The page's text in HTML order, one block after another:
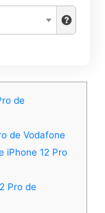
de
de Vodafone
iPhone 12 Pro
Pro de